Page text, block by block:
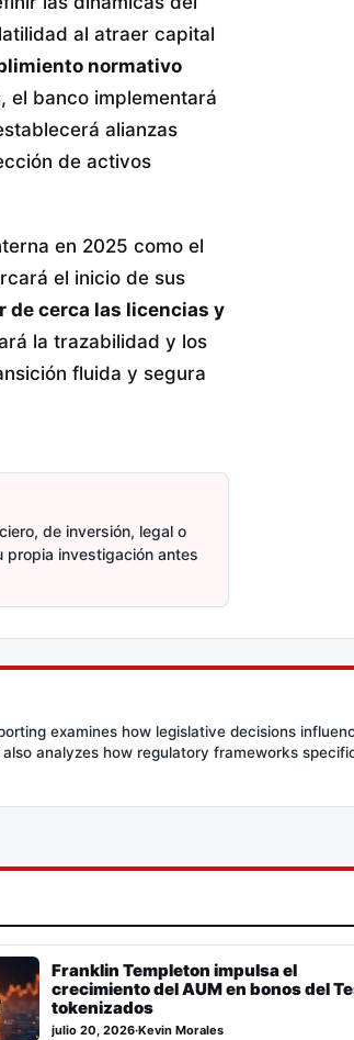
al atraer capital
normativo
el banco implementará
alianzas
de activos
en 2025 como el
el inicio de sus
de cerca las licencias y
la trazabilidad y los
fluida y segura
de inversión, legal o
propia investigación antes
examines how legislative decisions
analyzes how regulatory frameworks
Franklin Templeton impulsa el
crecimiento del AUM en bonos del
tokenizados
julio 20, 2026·Kevin Morales